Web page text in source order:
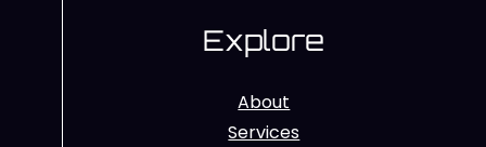
Explore
About
Services